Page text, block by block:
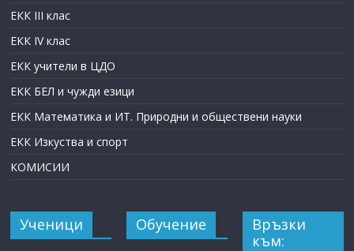
ЕКК III клас
ЕКК IV клас
ЕКК учители в ЦДО
ЕКК БЕЛ и чужди езици
ЕКК Математика и ИТ. Природни и обществени науки
ЕКК Изкуства и спорт
КОМИСИИ
Ученици Обучение
Връзки
към: